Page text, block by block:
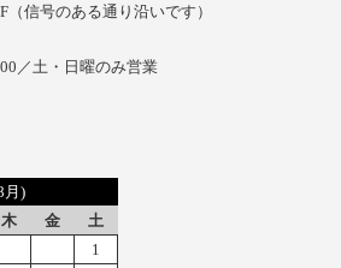
信号のある通り沿いです）
／土・日曜のみ営業
月)
木 金
土
1